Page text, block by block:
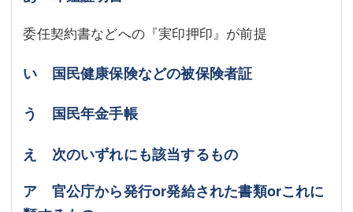
委任契約書などへの『実印押印』が前提
い 国民健康保険などの被保険者証
う 国民年金手帳
え 次のいずれにも該当するもの
ア 官公庁から発行or発給された書類orこれに